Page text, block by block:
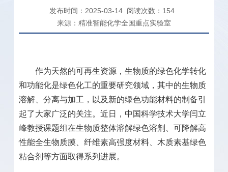
发布时间：2025-03-14 阅读次数： 154
来源：精准智能化学全国重点实验室
作为天然的可再生资源，生物质的绿色化学转化
和功能化是绿色化工的重要研究领域，其中的生物质
溶解、分离与加工，以及新的绿色功能材料的制备引
起了大家广泛的关注。近日，中国科学技术大学闫立
峰教授课题组在生物质整体溶解绿色溶剂、可降解高
性能全生物质膜、纤维素高强度材料、木质素基绿色
粘合剂等方面取得系列进展。